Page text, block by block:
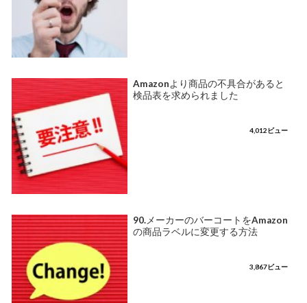
Amazonより商品の不具合があると
検品表を求められました
4,012ビュー
90.メーカーのバーコートをAmazon
の商品ラベルに変更する方法
3,867ビュー